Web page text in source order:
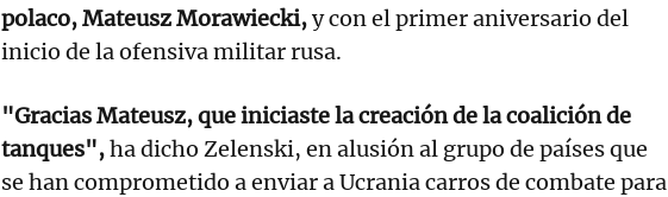
polaco, Mateusz Morawiecki,y con el primer aniversario del
inicio de la ofensiva militar rusa.
"Gracias Mateusz, que iniciaste la creación de la coalición de
tanques",ha dicho Zelenski, en alusión al grupo de países que
se han comprometido a enviar a Ucrania carros de combate para